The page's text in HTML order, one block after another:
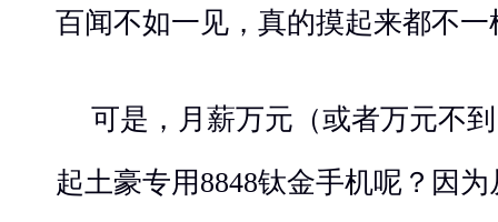
百闻不如一见，真的摸起来都不一
可是，月薪万元（或者万元不
起土豪专用8848钛金手机呢？因